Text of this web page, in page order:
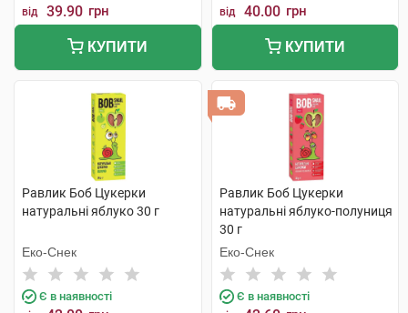
від 39.90 грн
КУПИТИ
від 40.00 грн
КУПИТИ
Равлик Боб Цукерки
натуральні яблуко 30 г
Еко-Снек
Є в наявності
Равлик Боб Цукерки
натуральні яблуко-полуниця
30 г
Еко-Снек
Є в наявності